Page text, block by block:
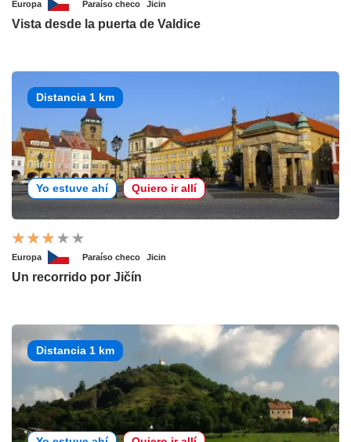
Europa Paraíso checo Jicin
Vista desde la puerta de Valdice
Distancia 1 km
Yo estuve ahí Quiero ir allí
Europa Paraíso checo Jicin
Un recorrido por Jičín
Distancia 1 km